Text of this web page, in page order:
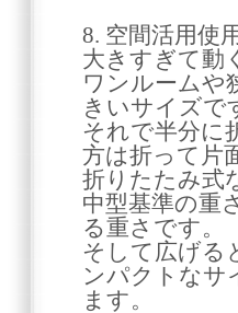
8. 空間活用使
大きすぎて動
ワンルームや
きいサイズで
それで半分に
方は折って片
折りたたみ式
中型基準の重
る重さです。
そして広げる
ンパクトなサ
ます。